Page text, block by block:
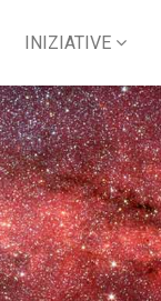
INIZIATIVE